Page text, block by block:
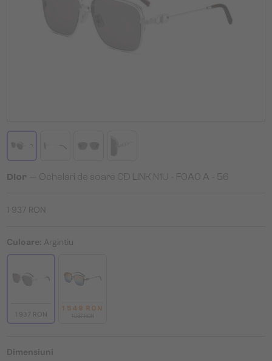
Dior — Ochelari de soare CD LINK N1U - F0A0 A - 56
1 937 RON
Culoare: Argintiu
1 937 RON
1 549 RON
Dimensiuni